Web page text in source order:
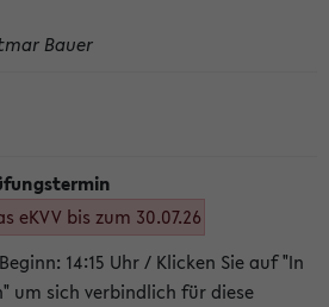
Bauer
eKVV bis zum 30.07.26
14:15 Uhr / Klicken Sie auf "In
um sich verbindlich für diese